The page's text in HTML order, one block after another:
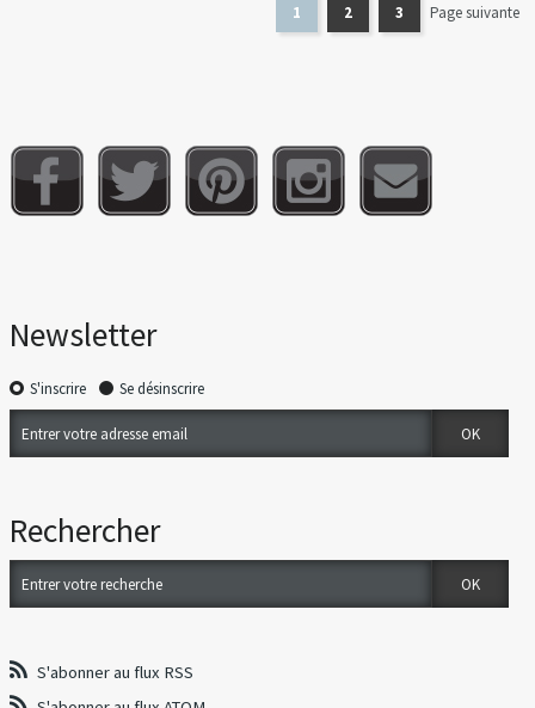
1 2 3 Page suivante
Newsletter
S'inscrire Se désinscrire
Rechercher
S'abonner au flux RSS